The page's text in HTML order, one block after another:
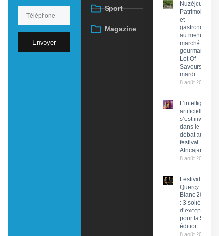
Envoyer
Sport
Magazine
Nuzéjouls :
Patrimoine
et
gastronomie
au menu du
marché
gourmand
Lot Of
Saveurs ce
mardi
8 août 2026
L’intelligence
artificielle
s’est invitée
dans le
débat au
festival
Africajarc
8 août 2026
Festival du
Quercy
Blanc 2026
: 3 soirées
d’exception
pour la 58e
édition
8 août 2026